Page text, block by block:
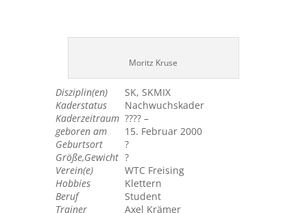
Moritz Kruse
Disziplin(en)
Kaderstatus
Kaderzeitraum
SK, SKMIX
Nachwuchskader
???? –
geboren am
Geburtsort
Größe,Gewicht
Verein(e)
Hobbies
Beruf
15. Februar 2000
?
?
WTC Freising
Klettern
Student
Trainer
Axel Krämer